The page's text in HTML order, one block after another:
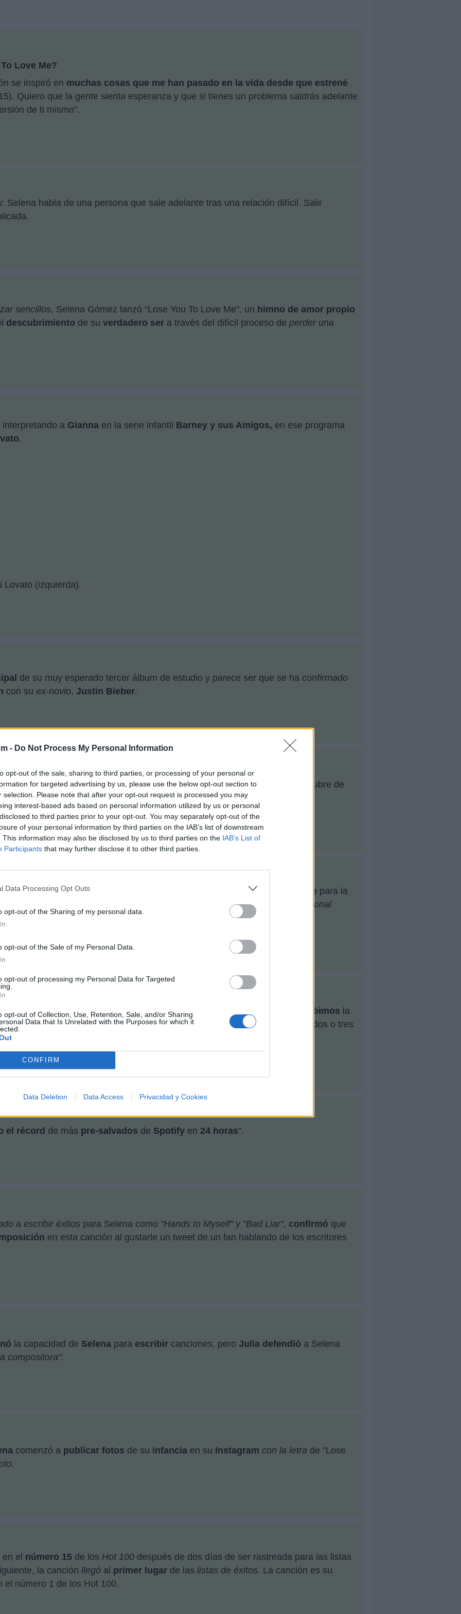
- Do Not Process My Personal Information
opt-out of the sale, sharing to third parties, or processing of your personal or
for targeted advertising by us, please use the below opt-out section to
selection. Please note that after your opt-out request is processed you may
interest-based ads based on personal information utilized by us or personal
to third parties prior to your opt-out. You may separately opt-out of the
of your personal information by third parties on the IAB’s list of downstream
This information may also be disclosed by us to third parties on the IAB’s List of
Participants that may further disclose it to other third parties.
Data Processing Opt Outs
opt-out of the Sharing of my personal data.
opt-out of the Sale of my Personal Data.
opt-out of processing my Personal Data for Targeted
opt-out of Collection, Use, Retention, Sale, and/or Sharing
Data that Is Unrelated with the Purposes for which it
CONFIRM
Data Deletion Data Access Privacidad y Cookies
Love Me?
se inspiró en muchas cosas que me han pasado en la vida desde que estrené
Quiero que la gente sienta esperanza y que si tienes un problema saldrás adelante
de ti mismo".
Selena habla de una persona que sale adelante tras una relación difícil. Salir
sencillos, Selena Gómez lanzó "Lose You To Love Me", un himno de amor propio
descubrimiento de su verdadero ser a través del difícil proceso de perder una
a Gianna en la serie infantil Barney y sus Amigos, en ese programa
.
Lovato (izquierda).
de su muy esperado tercer álbum de estudio y parece ser que se ha confirmado
con su ex-novio, Justin Bieber.
delanzamientofueroncompartidosporSelenaenTwitter
el 18 de octubre de
con la canción. El video musical se completamente en un iPhone para la
Apple, estas palabras y el logo de Apple pueden verse en un
video promocional
por qué la canción que llegó al número uno fue especial: "El día que escribimos la
. Fue laprimera vez que loscinco estuvimos en una habitación
en, dos o tres
Lo cual es
el récord de más pre-salvados de Spotify en 24 horas".
a escribiréxitos para Selena como "Hands to Myself" y "Bad Liar", confirmó que
en esta canción al gustarle un tweet de un fan hablando de los escritores
la capacidad de Selena para escribir canciones, pero Julia defendió a Selena
compositora".
comenzó a publicar fotos de su infancia en su Instagram con la letra de "Lose
.
en el número 15 de los Hot 100 después de dos días de ser rastreada para las listas
la canción llegó al primer lugar de las listas de éxitos. La canción es su
el número 1 de los Hot 100.